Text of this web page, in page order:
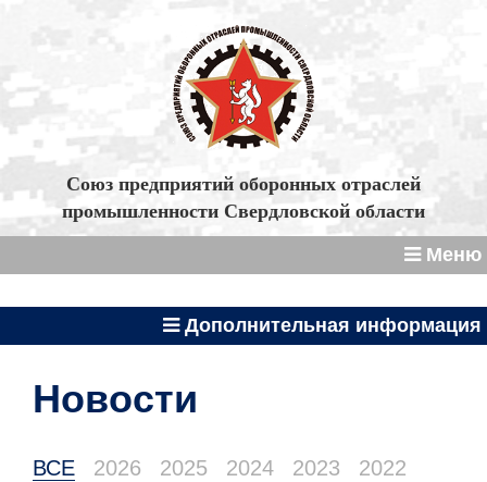
Союз предприятий оборонных отраслей
промышленности Свердловской области
Меню
Дополнительная информация
Новости
ВСЕ 2026 2025 2024 2023
2022